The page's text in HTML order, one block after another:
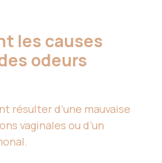
les causes
odeurs
résulter d’une mauvaise
vaginales ou d’un